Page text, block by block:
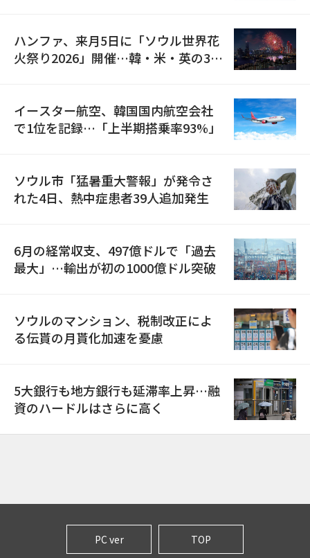
ハンファ、来月5日に「ソウル世界花
火祭り2026」開催…韓・米・英の3カ
イースター航空、韓国国内航空会社
で1位を記録…「上半期搭乗率93%」
ソウル市「猛暑重大警報」が発令さ
れた4日、熱中症患者39人追加発生
6月の経常収支、497億ドルで「過去
最大」…輸出が初の1000億ドル突破
ソウルのマンション、税制改正によ
る伝貰の月貰化加速を憂慮
5大銀行も地方銀行も延滞率上昇…融
資のハードルはさらに高く
PC ver TOP